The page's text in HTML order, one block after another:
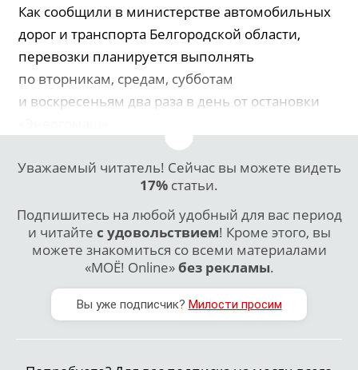
Как сообщили в министерстве автомобильных
дорог и транспорта Белгородской области,
перевозки планируется выполнять
по вторникам, средам, субботам
и воскресеньям два раза в день от остановки
Уважаемый читатель! Сейчас вы можете видеть
17% статьи.
Подпишитесь на любой удобный для вас период
и читайте с удовольствием! Кроме этого, вы
можете знакомиться со всеми материалами
«МОЁ! Online»без рекламы.
Вы уже подписчик? Милости просим